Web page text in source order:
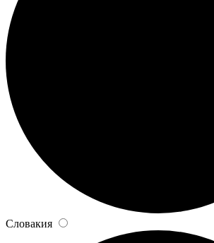
Словакия